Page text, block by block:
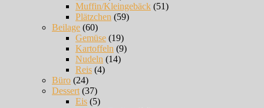
Muffin/Kleingebäck (51)
Plätzchen (59)
Beilage (60)
Gemüse (19)
Kartoffeln (9)
Nudeln (14)
Reis (4)
Büro (24)
Dessert (37)
Eis (5)